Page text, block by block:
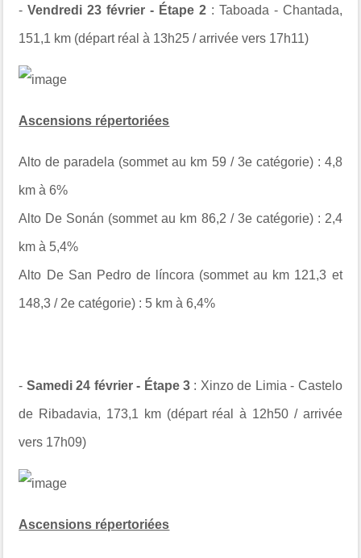
-Vendredi 23 février - Étape 2: Taboada - Chantada,
151,1 km (départ réal à 13h25 / arrivée vers 17h11)
Ascensions répertoriées
Alto de paradela (sommet au km 59 / 3e catégorie) : 4,8
km à 6%
Alto De Sonán (sommet au km 86,2 / 3e catégorie) : 2,4
km à 5,4%
Alto De San Pedro de líncora (sommet au km 121,3 et
148,3 / 2e catégorie) : 5 km à 6,4%
- Samedi 24 février - Étape 3 : Xinzo de Limia - Castelo
de Ribadavia, 173,1 km (départ réal à 12h50 / arrivée
vers 17h09)
Ascensions répertoriées